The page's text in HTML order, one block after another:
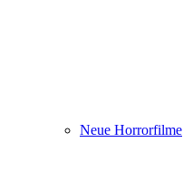
Neue Horrorfilme